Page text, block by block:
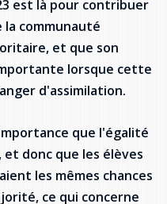
est là pour contribuer
communauté
et que son
lorsque cette
d'assimilation.
que l'égalité
donc que les élèves
les mêmes chances
ce qui concerne